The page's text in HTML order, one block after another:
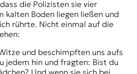
die Polizisten sie vier
kalten Boden liegen ließen und
rührte. Nicht einmal auf die
und beschimpften uns aufs
jedem hin und fragten: Bist du